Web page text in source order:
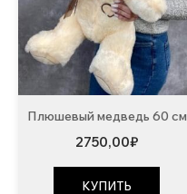
Плюшевый медведь 60 см
2750,00₽
КУПИТЬ